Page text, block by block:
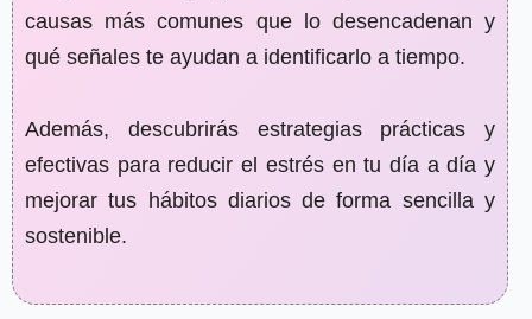
causas más comunes que lo desencadenan y
qué señales te ayudan a identificarlo a tiempo.
Además, descubrirás estrategias prácticas y
efectivas para reducir el estrés en tu día a día y
mejorar tus hábitos diarios de forma sencilla y
sostenible.